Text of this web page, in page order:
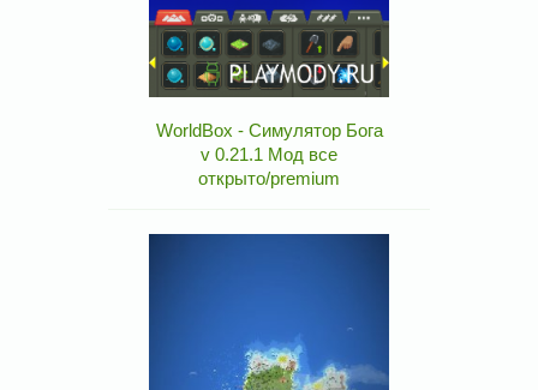
WorldBox - Симулятор Бога
v 0.21.1 Мод все
открыто/premium